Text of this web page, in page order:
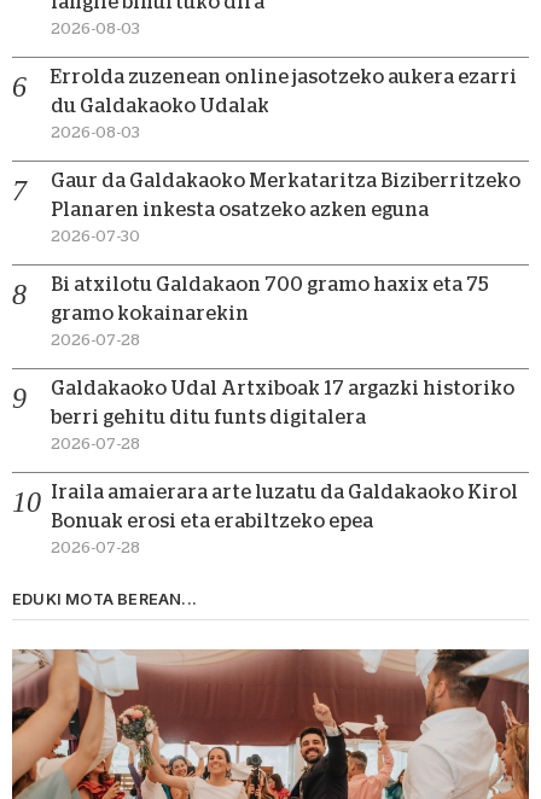
2026-08-03
Errolda zuzenean online jasotzeko aukera ezarri
du Galdakaoko Udalak
2026-08-03
Gaur da Galdakaoko Merkataritza Biziberritzeko
Planaren inkesta osatzeko azken eguna
2026-07-30
Bi atxilotu Galdakaon 700 gramo haxix eta 75
gramo kokainarekin
2026-07-28
Galdakaoko Udal Artxiboak 17 argazki historiko
berri gehitu ditu funts digitalera
2026-07-28
Iraila amaierara arte luzatu da Galdakaoko Kirol
Bonuak erosi eta erabiltzeko epea
2026-07-28
EDUKI MOTA BEREAN...